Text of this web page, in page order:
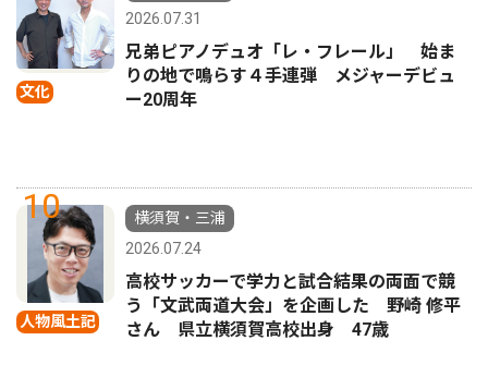
文化
2026.07.31
兄弟ピアノデュオ「レ・フレール」 始ま
りの地で鳴らす４手連弾 メジャーデビュ
ー20周年
10
人物風土記
横須賀・三浦
2026.07.24
高校サッカーで学力と試合結果の両面で競
う「文武両道大会」を企画した 野崎 修平
さん 県立横須賀高校出身 47歳